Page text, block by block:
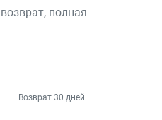
полная
Возврат 30 дней